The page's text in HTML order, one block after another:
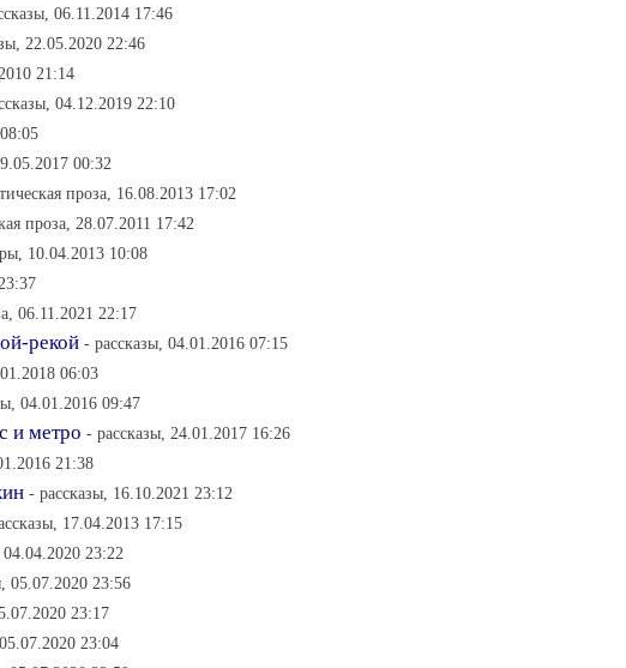
06.11.2014 17:46
22.05.2020 22:46
21:14
04.12.2019 22:10
00:32
проза, 16.08.2013 17:02
проза, 28.07.2011 17:42
10.04.2013 10:08
06.11.2021 22:17
рекой - рассказы, 04.01.2016 07:15
06:03
04.01.2016 09:47
и метро - рассказы, 24.01.2017 16:26
21:38
- рассказы, 16.10.2021 23:12
17.04.2013 17:15
23:22
23:56
23:17
23:04